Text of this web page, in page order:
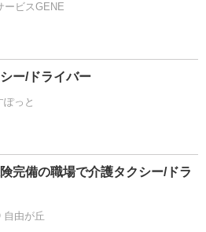
ービスGENE
ー/ドライバー
っと
完備の職場で介護タクシー/ドラ
自由が丘